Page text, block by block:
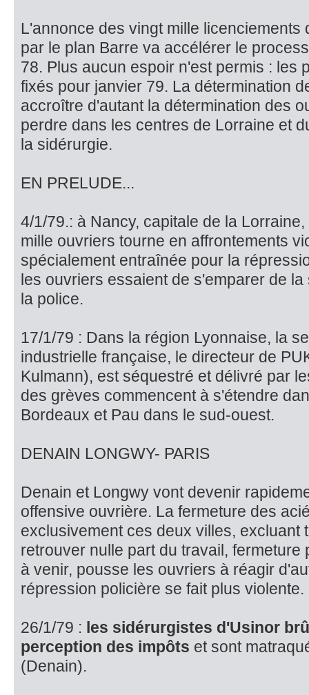
L'annonce des vingt mille
par le plan Barre va accélérer le
78. Plus aucun espoir n'est permis : les
fixés pour janvier 79. La détermination
accroître d'autant la détermination des
perdre dans les centres de Lorraine et
la si­dérurgie.
EN PRELUDE...
4/1/79.: à Nancy, capitale de la
mille ouvriers tourne en affrontements
spécialement entraînée pour la
les ouvriers essaient de s'emparer de
la police.
17/1/79 : Dans la région Lyonnaise, la
industrielle française, le direc­teur de
Kulmann), est sé­questré et délivré par
des grèves commencent à s'éten­dre
Bordeaux et Pau dans le sud-ouest.
DENAIN LONGWY- PARIS
Denain et Longwy vont devenir
offensive ouvrière. La fermeture des
ex­clusivement ces deux villes, excluant
retrouver nulle part du travail,
à venir, pousse les ouvriers à réagir
répression policière se fait plus violente.
26/1/79 : les sidérurgistes d'Usinor
perception des impôts et sont
(Denain).